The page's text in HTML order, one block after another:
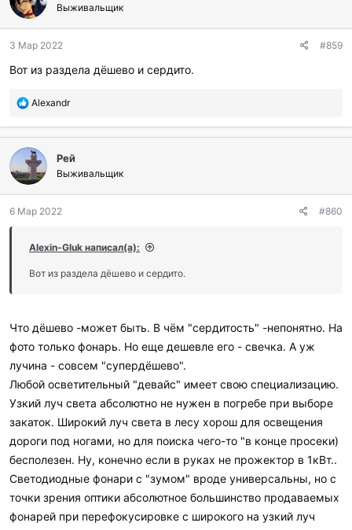
Выживальщик
3 Мар 2022 #859
Вот из раздела дёшево и сердито.
П
б
а
о
а
и
и
Alexandr
Рей
Выживальщик
6 Мар 2022 #860
Alexin-Gluk написал(а):
Вот из раздела дёшево и сердито.
Что дёшево -может быть. В чём "сердитость" -непонятно. На
фото только фонарь. Но еще дешевле его - свечка. А уж
лучина - совсем "супердёшево".
Любой осветительный "девайс" имеет свою специализацию.
Узкий луч света абсолютно не нужен в погребе при выборе
закаток. Широкий луч света в лесу хорош для освещения
дороги под ногами, но для поиска чего-то "в конце просеки)
бесполезен. Ну, конечно если в руках не прожектор в 1кВт..
Светодиодные фонари с "зумом" вроде универсальны, но с
точки зрения оптики абсолютное большинство продаваемых
фонарей при перефокусировке с широкого на узкий луч